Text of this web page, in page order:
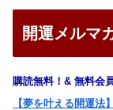
開運メルマ
購読無料！& 無料会
【夢を叶える開運法